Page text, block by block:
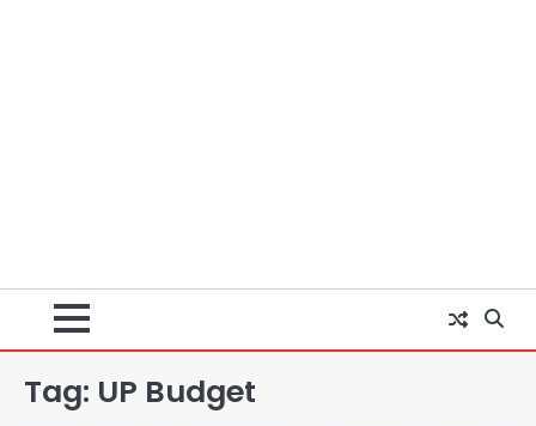
Tag: UP Budget